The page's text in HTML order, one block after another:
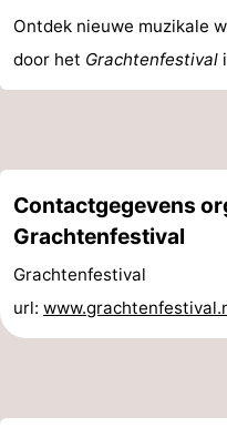
Reisboekenwinkel
Centraal
Eindhoven
Ontdek nieuwe muzikale
door het Grachtenfestival
Contactgegevens
Grachtenfestival
Grachtenfestival
url: